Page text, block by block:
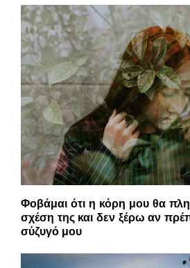
Φοβάμαι ότι η κόρη μου θα
σχέση της και δεν ξέρω αν
σύζυγό μου